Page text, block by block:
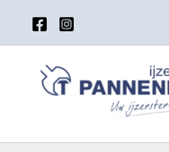
inhoud